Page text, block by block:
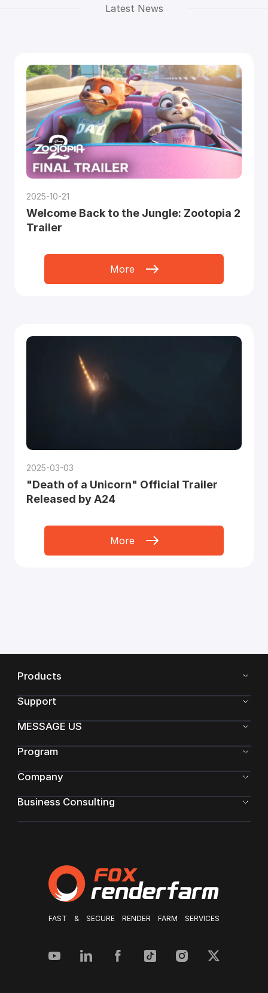
Latest News
2025-10-21
Welcome Back to the Jungle: Zootopia 2
Trailer
More
2025-03-03
"Death of a Unicorn" Official Trailer
Released by A24
More
FAST & SECURE RENDER FARM SERVICES
Products
Support
MESSAGE US
Program
Company
Business Consulting